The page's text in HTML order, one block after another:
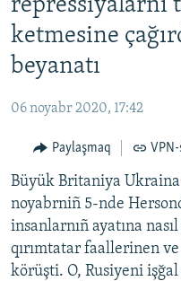
navigatsiyağa
qaytmaq
Qıdıruvğa
İQTİSADİYAT
İNSAN AQLARI
VİDEO
SÜRET
BLOGLAR
FİKİR
repressiyalarnı
ketmesine
beyanatı
06 noyabr 2020, 17:42
Paylaşmaq
Büyük Britaniya
noyabrniñ 5-nde
insanlarnıñ ayatına
qırımtatar faallerinen
körüşti. O, Rusiyeni